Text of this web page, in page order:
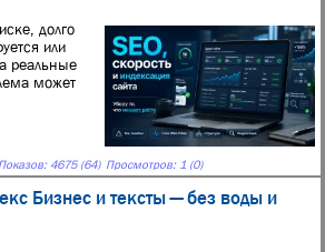
долго
или
реальные
может
Показов: 4675 (64) Просмотров: 1 (0)
Бизнес и тексты — без воды и